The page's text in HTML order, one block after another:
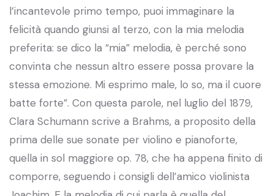
l’incantevole primo tempo, puoi immaginare la
felicità quando giunsi al terzo, con la mia melodia
preferita: se dico la “mia” melodia, è perché sono
convinta che nessun altro essere possa provare la
stessa emozione. Mi esprimo male, lo so, ma il cuore
batte forte”. Con questa parole, nel luglio del 1879,
Clara Schumann scrive a Brahms, a proposito della
prima delle sue sonate per violino e pianoforte,
quella in sol maggiore op. 78, che ha appena finito di
comporre, seguendo i consigli dell’amico violinista